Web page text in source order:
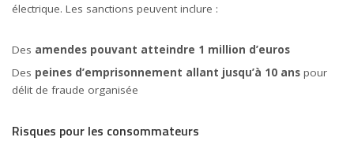
électrique. Les sanctions peuvent inclure :
Des amendes pouvant atteindre 1 million d’euros
Des peines d’emprisonnement allant jusqu’à 10 ans pour
délit de fraude organisée
Risques pour les consommateurs